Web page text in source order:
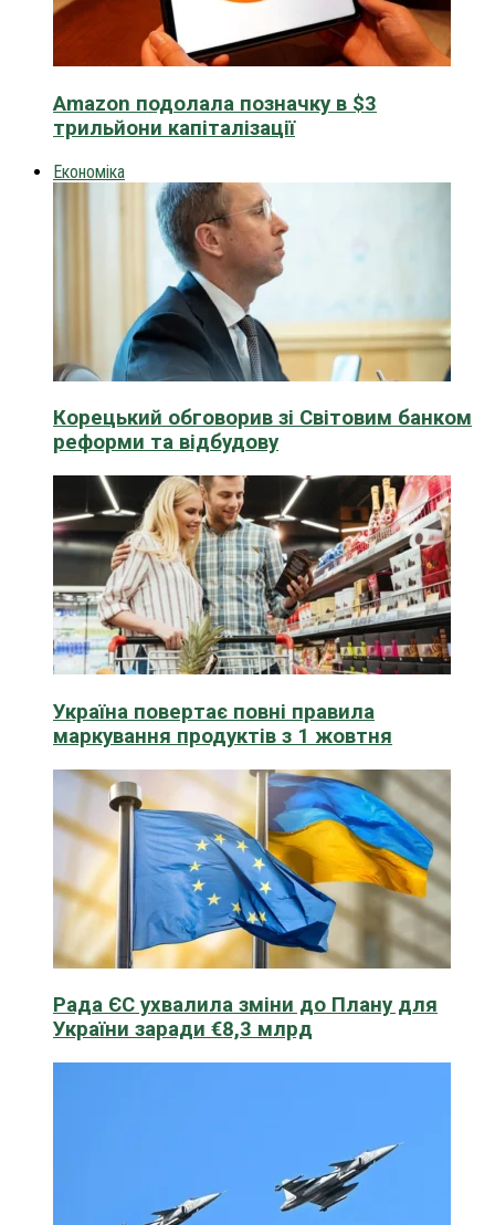
Amazon подолала позначку в $3
трильйони капіталізації
Економіка
Корецький обговорив зі Світовим банком
реформи та відбудову
Україна повертає повні правила
маркування продуктів з 1 жовтня
Рада ЄС ухвалила зміни до Плану для
України заради €8,3 млрд